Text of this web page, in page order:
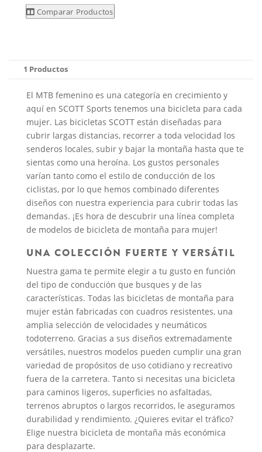
Comparar Productos
1 Productos
El MTB femenino es una categoría en crecimiento y
aquí en SCOTT Sports tenemos una bicicleta para cada
mujer. Las bicicletas SCOTT están diseñadas para
cubrir largas distancias, recorrer a toda velocidad los
senderos locales, subir y bajar la montaña hasta que te
sientas como una heroína. Los gustos personales
varían tanto como el estilo de conducción de los
ciclistas, por lo que hemos combinado diferentes
diseños con nuestra experiencia para cubrir todas las
demandas. ¡Es hora de descubrir una línea completa
de modelos de bicicleta de montaña para mujer!
UNA COLECCIÓN FUERTE Y VERSÁTIL
Nuestra gama te permite elegir a tu gusto en función
del tipo de conducción que busques y de las
características. Todas las bicicletas de montaña para
mujer están fabricadas con cuadros resistentes, una
amplia selección de velocidades y neumáticos
todoterreno. Gracias a sus diseños extremadamente
versátiles, nuestros modelos pueden cumplir una gran
variedad de propósitos de uso cotidiano y recreativo
fuera de la carretera. Tanto si necesitas una bicicleta
para caminos ligeros, superficies no asfaltadas,
terrenos abruptos o largos recorridos, le aseguramos
durabilidad y rendimiento. ¿Quieres evitar el tráfico?
Elige nuestra bicicleta de montaña más económica
para desplazarte.